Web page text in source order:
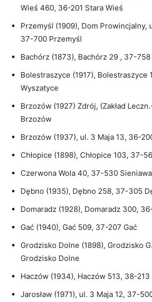
Wieś 460, 36-201 Stara Wieś
Przemyśl (1909), Dom Prowincjalny,
37-700 Przemyśl
Bachórz (1873), Bachórz 29 , 37-
Bolestraszyce (1917), Bolestraszyce
Wyszatyce
Brzozów (1927) Zdrój, (Zakład
Brzozów
Brzozów (1937), ul. 3 Maja 13, 36-
Chłopice (1898), Chłopice 103, 37-
Czerwona Wola 40, 37-530 Sieniawa
Dębno (1935), Dębno 258, 37-305
Domaradz (1928), Domaradz 300,
Gać (1940), Gać 509, 37-207 Gać
Grodzisko Dolne (1898), Grodzisko
Grodzisko Dolne
Haczów (1934), Haczów 513, 38-
Jarosław (1971), ul. 3 Maja 12, 37-